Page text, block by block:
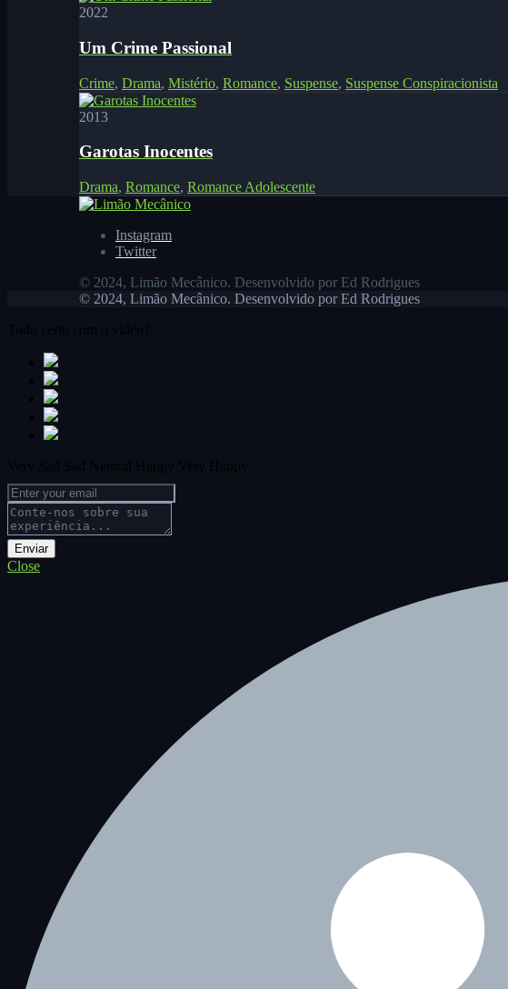
2022
Um Crime Passional
Crime, Drama, Mistério, Romance, Suspense, Suspense Conspiracionista
2013
Garotas Inocentes
Drama, Romance, Romance Adolescente
Instagram
Twitter
© 2024, Limão Mecânico. Desenvolvido por Ed Rodrigues
© 2024, Limão Mecânico. Desenvolvido por Ed Rodrigues
Close